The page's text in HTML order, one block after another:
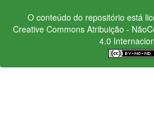
O conteúdo do repositório está
Creative CommonsAtribuição -
4.0